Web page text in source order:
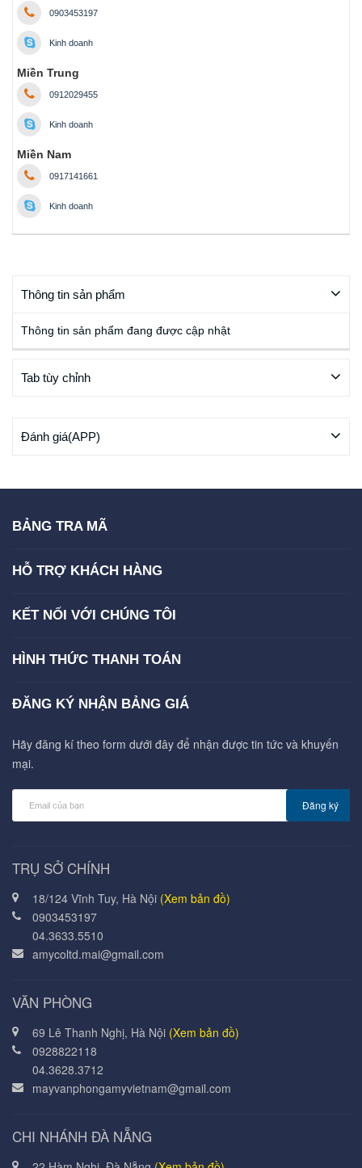
0903453197
Kinh doanh
Miền Trung
0912029455
Kinh doanh
Miền Nam
0917141661
Kinh doanh
Thông tin sản phẩm
Thông tin sản phẩm đang được cập nhật
Tab tùy chỉnh
Đánh giá(APP)
BẢNG TRA MÃ
HỖ TRỢ KHÁCH HÀNG
KẾT NỐI VỚI CHÚNG TÔI
HÌNH THỨC THANH TOÁN
ĐĂNG KÝ NHẬN BẢNG GIÁ
Hãy đăng kí theo form dưới đây để nhận được tin tức và khuyến
mại.
Đăng ký
TRỤ SỞ CHÍNH
18/124 Vĩnh Tuy, Hà Nội (Xem bản đồ)
0903453197
04.3633.5510
amycoltd.mai@gmail.com
VĂN PHÒNG
69 Lê Thanh Nghị, Hà Nội (Xem bản đồ)
0928822118
04.3628.3712
mayvanphongamyvietnam@gmail.com
CHI NHÁNH ĐÀ NẴNG